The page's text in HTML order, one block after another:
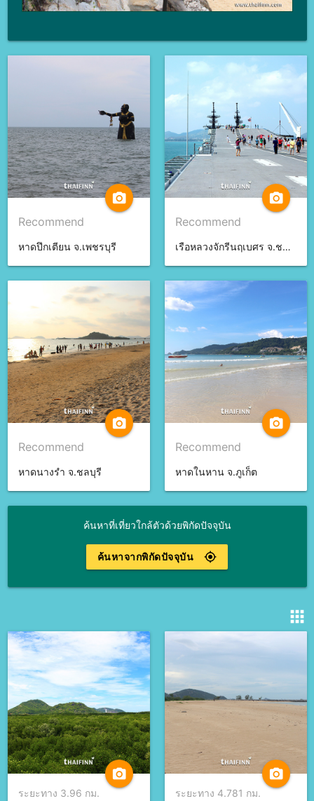
camera_alt
Recommend
หาดปึกเตียน จ.เพชรบุรี
camera_alt
Recommend
เรือหลวงจักรีนฤเบศร จ.ชลบุรี
camera_alt
Recommend
หาดนางรำ จ.ชลบุรี
camera_alt
Recommend
หาดในหาน จ.ภูเก็ต
ค้นหาที่เที่ยวใกล้ตัวด้วยพิกัดปัจจุบัน
gps_fixed
ค้นหาจากพิกัดปัจจุบัน
apps
camera_alt
ระยะทาง 3.96 กม.
camera_alt
ระยะทาง 4.781 กม.